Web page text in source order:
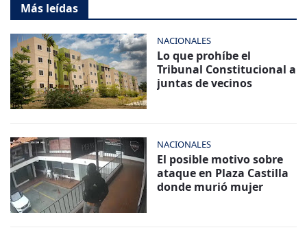
Más leídas
NACIONALES
Lo que prohíbe el
Tribunal Constitucional a
juntas de vecinos
NACIONALES
El posible motivo sobre
ataque en Plaza Castilla
donde murió mujer